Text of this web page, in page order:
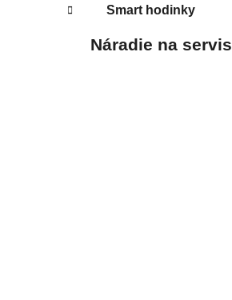
Smart hodinky
Náradie na servis